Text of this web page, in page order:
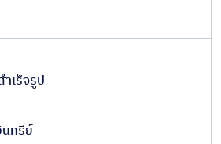
เร็จรูป
นทรีย์